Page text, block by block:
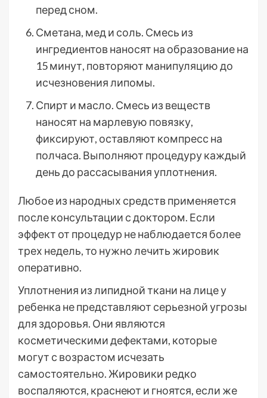
перед сном.
Сметана, мед и соль. Смесь из
ингредиентов наносят на образование на
15 минут, повторяют манипуляцию до
исчезновения липомы.
Спирт и масло. Смесь из веществ
наносят на марлевую повязку,
фиксируют, оставляют компресс на
полчаса. Выполняют процедуру каждый
день до рассасывания уплотнения.
Любое из народных средств применяется
после консультации с доктором. Если
эффект от процедур не наблюдается более
трех недель, то нужно лечить жировик
оперативно.
Уплотнения из липидной ткани на лице у
ребенка не представляют серьезной угрозы
для здоровья. Они являются
косметическими дефектами, которые
могут с возрастом исчезать
самостоятельно. Жировики редко
воспаляются, краснеют и гноятся, если же